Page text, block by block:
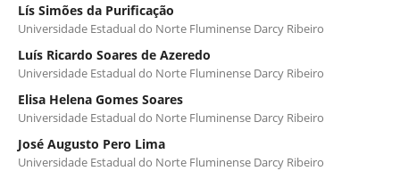
Lís Simões da Purificação
Universidade Estadual do Norte Fluminense Darcy Ribeiro
Luís Ricardo Soares de Azeredo
Universidade Estadual do Norte Fluminense Darcy Ribeiro
Elisa Helena Gomes Soares
Universidade Estadual do Norte Fluminense Darcy Ribeiro
José Augusto Pero Lima
Universidade Estadual do Norte Fluminense Darcy Ribeiro